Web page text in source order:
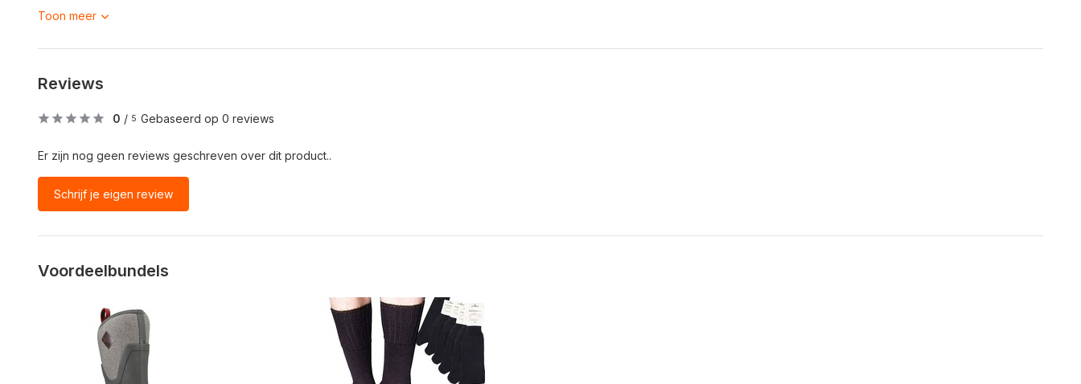
Toon meer
Reviews
0 / 5 Gebaseerd op 0 reviews
Er zijn nog geen reviews geschreven over dit product..
Schrijf je eigen review
Voordeelbundels